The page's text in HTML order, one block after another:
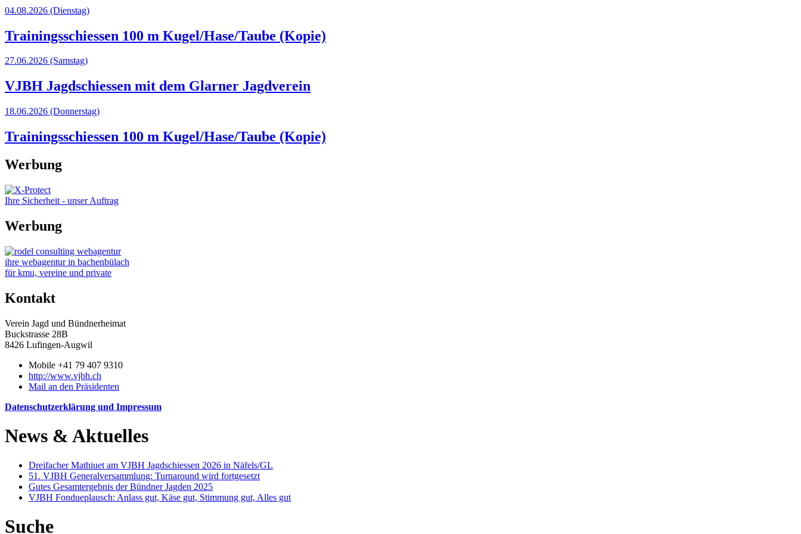
04.08.2026 (Dienstag)
Trainingsschiessen 100 m Kugel/Hase/Taube (Kopie)
27.06.2026 (Samstag)
VJBH Jagdschiessen mit dem Glarner Jagdverein
18.06.2026 (Donnerstag)
Trainingsschiessen 100 m Kugel/Hase/Taube (Kopie)
Werbung
Ihre Sicherheit - unser Auftrag
Werbung
ihre webagentur in bachenbülach
für kmu, vereine und private
Kontakt
Verein Jagd und Bündnerheimat
Buckstrasse 28B
8426 Lufingen-Augwil
Mobile +41 79 407 9310
http://www.vjbh.ch
Mail an den Präsidenten
Datenschutzerklärung und Impressum
News & Aktuelles
Dreifacher Mathiuet am VJBH Jagdschiessen 2026 in Näfels/GL
51. VJBH Generalversammlung: Turnaround wird fortgesetzt
Gutes Gesamtergebnis der Bündner Jagden 2025
VJBH Fondueplausch: Anlass gut, Käse gut, Stimmung gut, Alles gut
Suche